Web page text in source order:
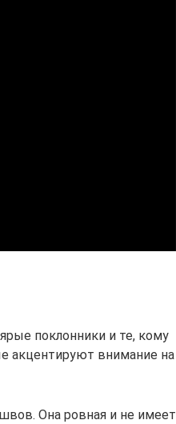
поклонники и те, кому
акцентируют внимание на
Она ровная и не имеет